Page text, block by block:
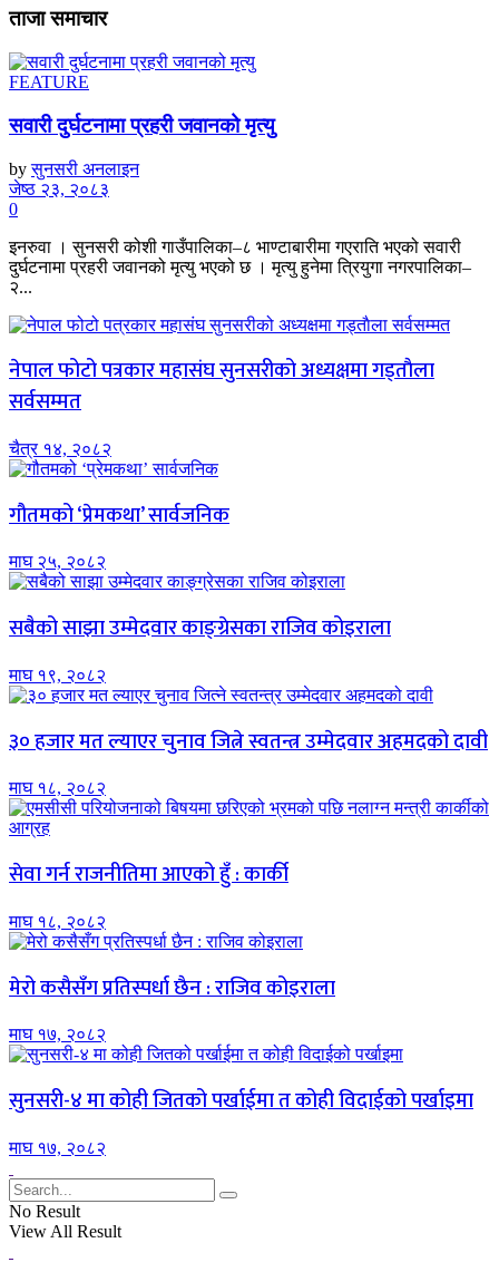
ताजा समाचार
FEATURE
सवारी दुर्घटनामा प्रहरी जवानको मृत्यु
by सुनसरी अनलाइन
जेष्ठ २३, २०८३
0
इनरुवा । सुनसरी कोशी गाउँपालिका–८ भाण्टाबारीमा गएराति भएको सवारी
दुर्घटनामा प्रहरी जवानको मृत्यु भएको छ । मृत्यु हुनेमा त्रियुगा नगरपालिका–
२...
नेपाल फोटो पत्रकार महासंघ सुनसरीको अध्यक्षमा गड्ताैला
सर्वसम्मत
चैत्र १४, २०८२
गौतमको ‘प्रेमकथा’ सार्वजनिक
माघ २५, २०८२
सबैको साझा उम्मेदवार काङ्ग्रेसका राजिव कोइराला
माघ १९, २०८२
३० हजार मत ल्याएर चुनाव जित्ने स्वतन्त्र उम्मेदवार अहमदको दावी
माघ १८, २०८२
सेवा गर्न राजनीतिमा आएको हुँ : कार्की
माघ १८, २०८२
मेरो कसैसँग प्रतिस्पर्धा छैन : राजिव कोइराला
माघ १७, २०८२
सुनसरी-४ मा कोही जितको पर्खाईमा त कोही विदाईको पर्खाइमा
माघ १७, २०८२
No Result
View All Result